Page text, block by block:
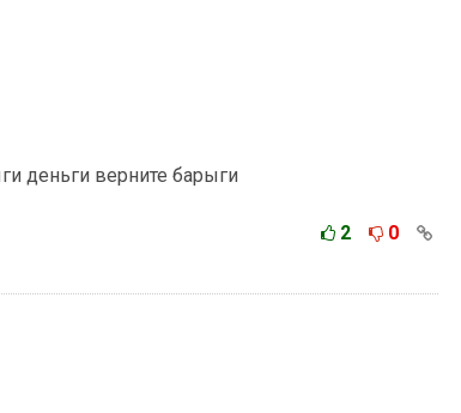
деньги верните барыги
2 0